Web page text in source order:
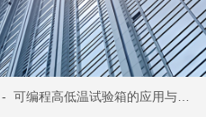
- 可编程高低温试验箱的应用与特点